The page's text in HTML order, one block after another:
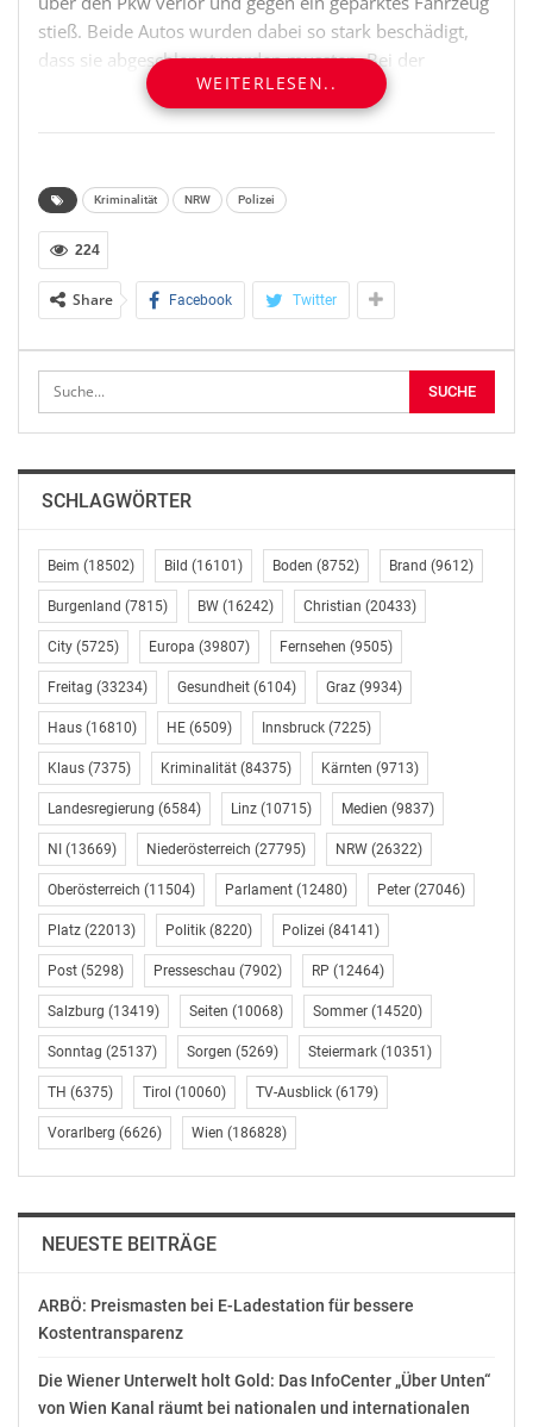
stieß. Beide Autos wurden dabei so stark beschädigt,
dass sie abgeschleppt werden mussten. Bei der
Verkehrsunfallaufnahme stellte sich heraus, dass der
junge Mann keinen Führerschein hat. Neben dem
Rückfragen zur Pressemitteilung bitte an:
Polizei Warendorf
Pressestelle
Telefon: 02581/600-130
Fax: 02581/600-129
E-Mail: pressestelle.warendorf@polizei.nrw.de
http://warendorf.polizei.nrw
Außerhalb der Bürozeiten:
Polizei Warendorf
Leitstelle
Tel.: 02581/600-244
Fax: 02581/600-249
Email: poststelle.warendorf@polizei.nrw.de
http://warendorf.polizei.nrw
Original-Content von: Polizei Warendorf, übermittelt
durchnews aktuell
Gefällt mir:
Ähnliche Beiträge
POL-WAF: Ahlen.
Kradfahrer flüchtete vor
Kontrolle
Warendorf (ots) -
(01.08.2020) entzog sich
in Ahlen ein 17-jähriger
Kradfahrer einer
Polizeikontrolle. Der
Straße Südberg
Richtung
den Beamten erstmals
die zu schnelle
August 3, 2020
POL-WAF: Ahlen.
Führerschein nach
Alkoholfahrt
sichergestellt
einer Verkehrskontrolle
am Freitag, 4.9.2020,
Hammer Straße in
Autofahrer, der
gegenüber den
In "Polizei"
POL-WAF: Kreis
Warendorf/Ahlen/Sendenhorst/Drensteinfurt.
Zahlreiche
Fahrzeugführer waren
WEITERLESEN..
Kriminalität NRW Polizei
224
Share Facebook Twitter
SCHLAGWÖRTER
Beim (18502) Bild (16101) Boden (8752) Brand (9612)
Burgenland (7815) BW (16242) Christian (20433)
City (5725) Europa (39807) Fernsehen (9505)
Freitag (33234) Gesundheit (6104) Graz (9934)
Haus (16810) HE (6509) Innsbruck (7225)
Klaus (7375) Kriminalität (84375) Kärnten (9713)
Landesregierung (6584) Linz (10715) Medien (9837)
NI (13669) Niederösterreich (27795) NRW (26322)
Oberösterreich (11504) Parlament (12480) Peter (27046)
Platz (22013) Politik (8220) Polizei (84141)
Post (5298) Presseschau (7902) RP (12464)
Salzburg (13419) Seiten (10068) Sommer (14520)
Sonntag (25137) Sorgen (5269) Steiermark (10351)
TH (6375) Tirol (10060) TV-Ausblick (6179)
Vorarlberg (6626) Wien (186828)
NEUESTE BEITRÄGE
ARBÖ: Preismasten bei E-Ladestation für bessere
Kostentransparenz
Die Wiener Unterwelt holt Gold: Das InfoCenter „Über Unten“
von Wien Kanal räumt bei nationalen und internationalen